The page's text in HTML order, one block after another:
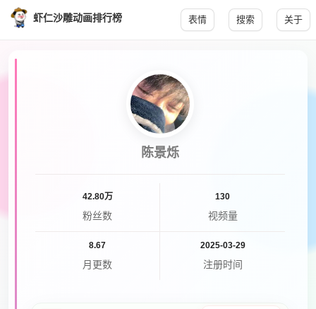
虾仁沙雕动画排行榜 表情 搜索 关于
陈景烁
42.80万
粉丝数
130
视频量
8.67
月更数
2025-03-29
注册时间